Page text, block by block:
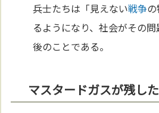
兵士たちは「見えない戦争
るようになり、社会がその
後のことである。
マスタードガスが残し